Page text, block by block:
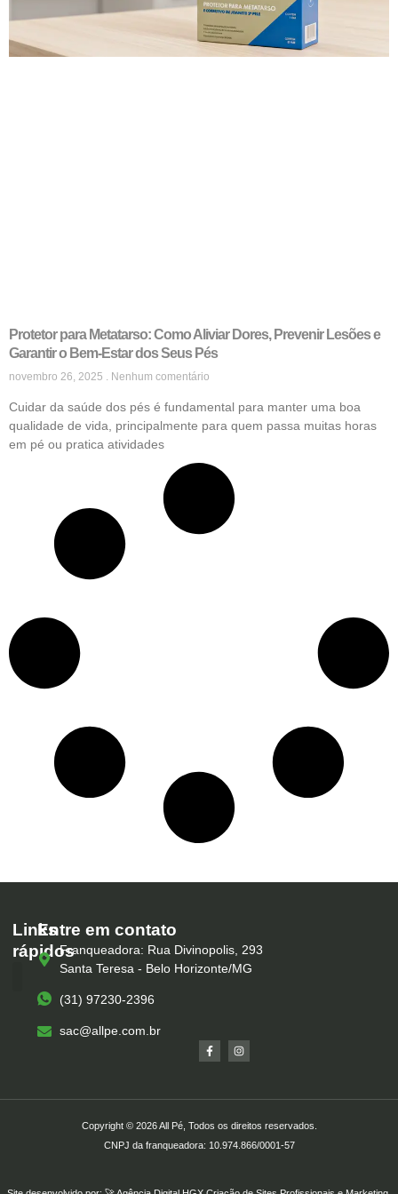
Protetor para Metatarso: Como Aliviar Dores, Prevenir Lesões e
Garantir o Bem-Estar dos Seus Pés
novembro 26, 2025 Nenhum comentário
Cuidar da saúde dos pés é fundamental para manter uma boa
qualidade de vida, principalmente para quem passa muitas horas
em pé ou pratica atividades
Links
rápidos
Entre em contato
Franqueadora: Rua Divinopolis, 293
Santa Teresa - Belo Horizonte/MG
(31) 97230-2396
sac@allpe.com.br
Copyright © 2026 All Pé, Todos os direitos reservados.
CNPJ da franqueadora: 10.974.866/0001-57